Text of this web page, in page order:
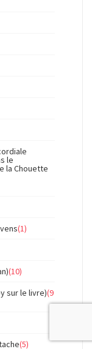
le
la Chouette
(1)
(10)
sur le livre)(9
(5)